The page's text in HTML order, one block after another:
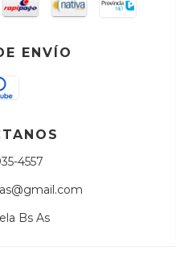
ENVÍO
4557
Bs As